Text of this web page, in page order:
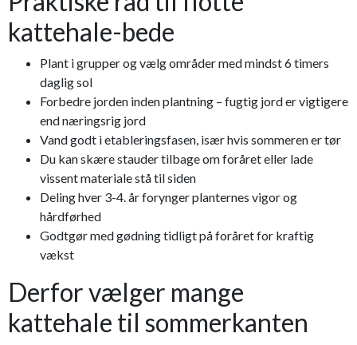
kattehale-bede
Plant i grupper og vælg områder med mindst 6 timers
daglig sol
Forbedre jorden inden plantning – fugtig jord er vigtigere
end næringsrig jord
Vand godt i etableringsfasen, især hvis sommeren er tør
Du kan skære stauder tilbage om foråret eller lade
vissent materiale stå til siden
Deling hver 3-4. år forynger planternes vigor og
hårdførhed
Godtgør med gødning tidligt på foråret for kraftig
vækst
Derfor vælger mange
kattehale til sommerkanten